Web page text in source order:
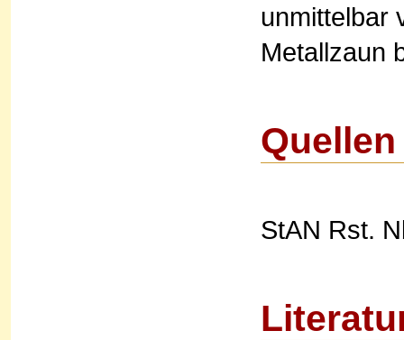
unmittelbar
Metallzaun
Quellen
StAN Rst.